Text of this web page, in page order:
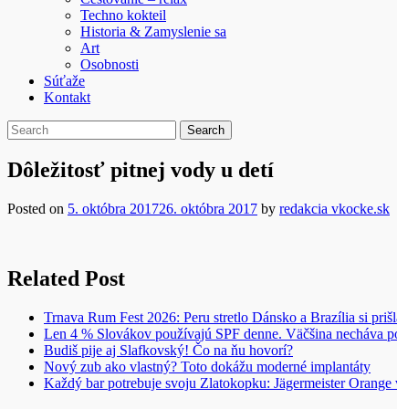
Techno kokteil
Historia & Zamyslenie sa
Art
Osobnosti
Súťaže
Kontakt
Dôležitosť pitnej vody u detí
Posted on 5. októbra 201726. októbra 2017 by redakcia vkocke.sk
Related Post
Trnava Rum Fest 2026: Peru stretlo Dánsko a Brazília si
Len 4 % Slovákov používajú SPF denne. Väčšina necháva
Budiš pije aj Slafkovský! Čo na ňu hovorí?
Nový zub ako vlastný? Toto dokážu moderné implantáty
Každý bar potrebuje svoju Zlatokopku: Jägermeister